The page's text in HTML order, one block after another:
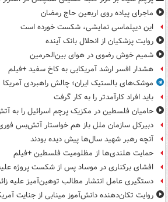
ماجرای پیاده روی اربعین حاج رمضان
این دیپلماسی نمایشی، شکست خورده است
روایت پزشکیان از انحلال بانک آینده
شمیم خوش رضوی در هوای بین‌الحرمین
هشدار افسر ارشد آمریکایی به کاخ سفید +فیلم
موشک‌های بالستیک ایران؛ چالش راهبردی آمریکا
باید افراد کارآمدتر را به کار گرفت
حامیان فلسطین در مکزیک پرچم اسرائیل را به
دبیرکل سازمان ملل باز هم خواستار آتش‌بس
آنچه رهبر شهید سال‌ها پیش دیده بودند
حمایت هلندی‌ها از مظلومیت فلسطین +فیلم
افشای برکناری در موساد پس از شکست پروژه
دستگیری عامل انتشار مطالب توهین‌آمیز علیه
روایت تکان‌دهنده دانش‌آموز مینابی از جنایت